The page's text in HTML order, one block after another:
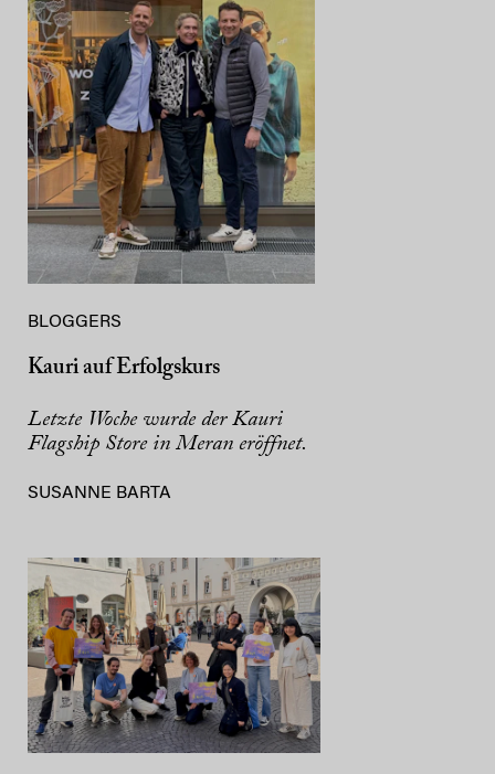
BLOGGERS
Kauri auf Erfolgskurs
Letzte Woche wurde der Kauri
Flagship Store in Meran eröffnet.
SUSANNE BARTA